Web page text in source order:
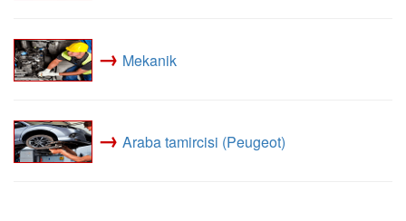
→ Mekanik
→ Araba tamircisi (Peugeot)